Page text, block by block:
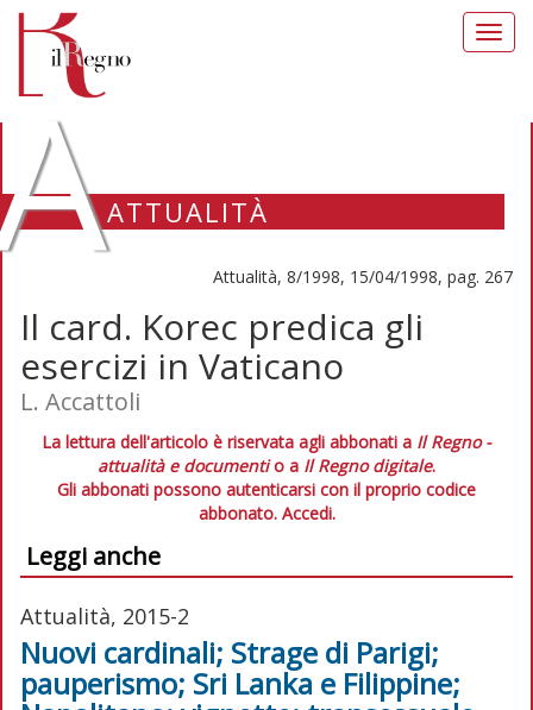
ATTUALITÀ
Attualità, 8/1998, 15/04/1998, pag. 267
Il card. Korec predica gli
esercizi in Vaticano
L. Accattoli
La lettura dell'articolo è riservata agli abbonati a Il Regno -
attualità e documentio a Il Regno digitale.
Gli abbonati possono autenticarsi con il proprio codice
abbonato. Accedi.
Leggi anche
Attualità, 2015-2
Nuovi cardinali; Strage di Parigi;
pauperismo; Sri Lanka e Filippine;